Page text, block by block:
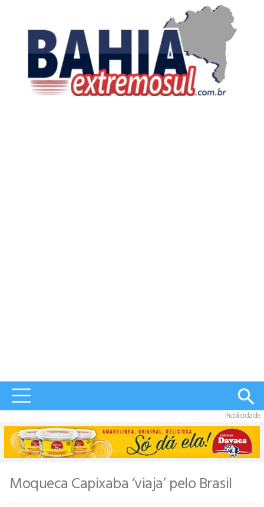
Publicidade
Moqueca Capixaba ‘viaja’ pelo Brasil